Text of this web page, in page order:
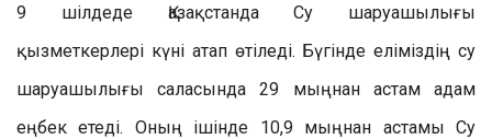
9 шілдеде Қазақстанда Су шаруашылығы
қызметкерлері күні атап өтіледі. Бүгінде еліміздің су
шаруашылығы саласында 29 мыңнан астам адам
еңбек етеді. Оның ішінде 10,9 мыңнан астамы Су